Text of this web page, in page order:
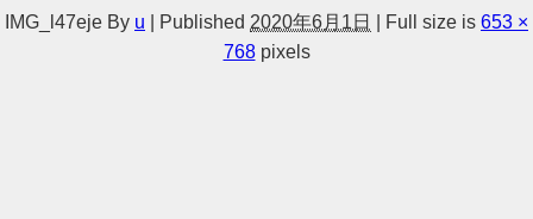
IMG_l47eje By u Published 2020年6月1日 Full size is 653 ×
768pixels